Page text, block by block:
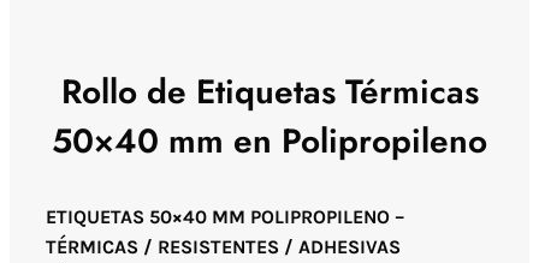
Rollo de Etiquetas Térmicas
50×40 mm en Polipropileno
ETIQUETAS 50×40 MM POLIPROPILENO –
TÉRMICAS / RESISTENTES / ADHESIVAS